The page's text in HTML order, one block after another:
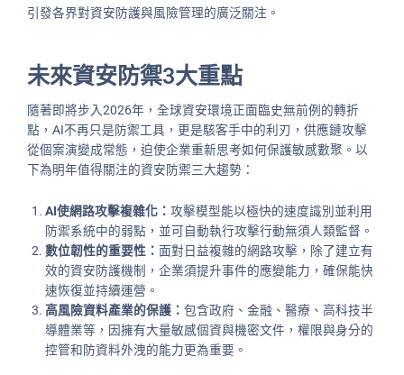
引發各界對資安防護與風險管理的廣泛關注。
未來資安防禦3大重點
隨著即將步入2026年，全球資安環境正面臨史無前例的轉折
點，AI不再只是防禦工具，更是駭客手中的利刃，供應鏈攻擊
從個案演變成常態，迫使企業重新思考如何保護敏感數聚。以
下為明年值得關注的資安防禦三大趨勢：
AI使網路攻擊複雜化： 攻擊模型能以極快的速度識別並利用
防禦系統中的弱點，並可自動執行攻擊行動無須人類監督。
數位韌性的重要性： 面對日益複雜的網路攻擊，除了建立有
效的資安防護機制，企業須提升事件的應變能力，確保能快
速恢復並持續運營。
高風險資料產業的保護： 包含政府、金融、醫療、高科技半
導體業等，因擁有大量敏感個資與機密文件，權限與身分的
控管和防資料外洩的能力更為重要。